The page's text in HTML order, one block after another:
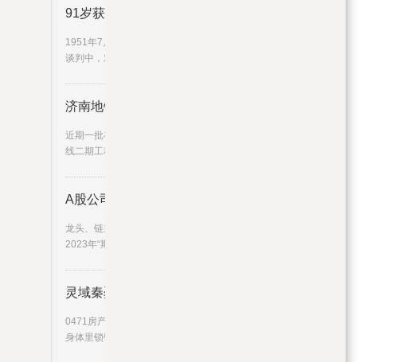
91岁获得共和国勋章！这位英雄的
1951年7月10日，朝鲜停战谈判在开城举行。
谈判中，对于朝中方面提出的
济南地铁3、4、6、7、8、9号线，
近期一批在建地铁线路再次刷新“进度条”↓↓3号
线二期工程截至目前，3
A股公司半年报披露过半 超八成
龙头、链主稳中有进，“小巨人”增速迅猛……在
2023年“期中考”里，上
灵域秦烈身体里锁链是谁 灵域秦
0471房产来为大家解答以上的问题。灵域秦烈
身体里锁链是谁，灵域秦烈这